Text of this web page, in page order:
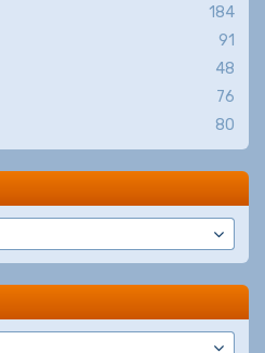
184
91
48
76
80